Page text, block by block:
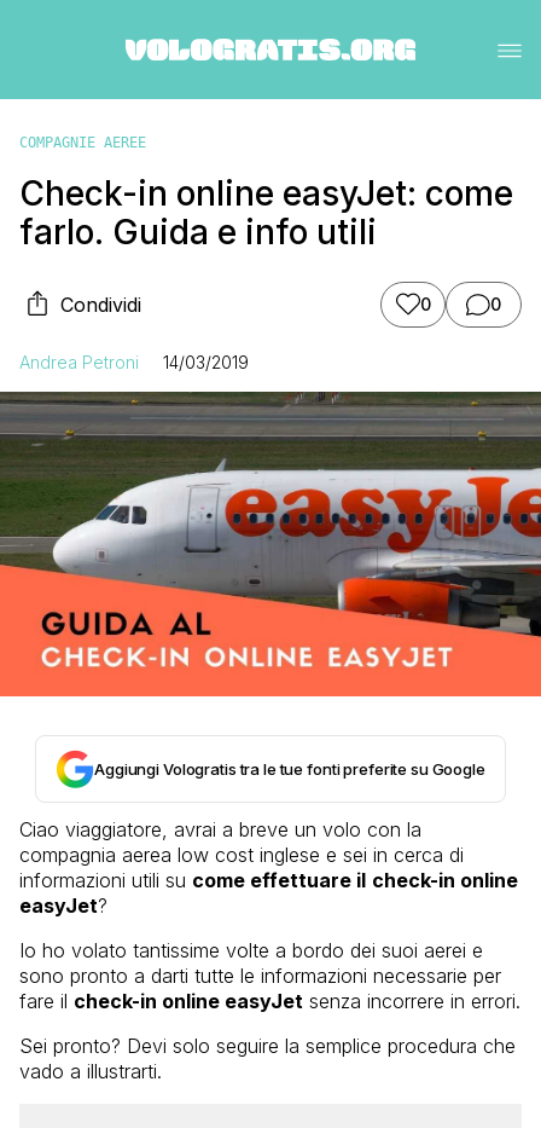
COMPAGNIE AEREE
Check-in online easyJet: come
farlo. Guida e info utili
Condividi 0 0
Andrea Petroni 14/03/2019
Aggiungi Vologratis tra le tue fonti preferite su Google
Ciao viaggiatore, avrai a breve un volo con la
compagnia aerea low cost inglese e sei in cerca di
informazioni utili su come effettuare il check-in online
easyJet?
Io ho volato tantissime volte a bordo dei suoi aerei e
sono pronto a darti tutte le informazioni necessarie per
fare il check-in online easyJet senza incorrere in errori.
Sei pronto? Devi solo seguire la semplice procedura che
vado a illustrarti.